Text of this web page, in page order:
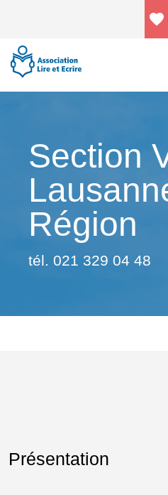
favorite
Section
Région
tél. 021 329 04 48
Présentation